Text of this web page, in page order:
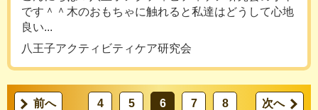
です＾＾木のおもちゃに触れると私達はどうして心地
良い...
八王子アクティビティケア研究会
前へ 4 5 6 7 8 次へ